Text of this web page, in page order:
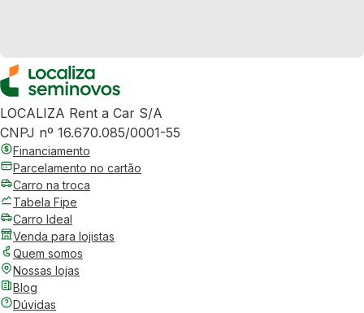
LOCALIZA Rent a Car S/A
CNPJ nº 16.670.085/0001-55
Financiamento
Parcelamento no cartão
Carro na troca
Tabela Fipe
Carro Ideal
Venda para lojistas
Quem somos
Nossas lojas
Blog
Dúvidas